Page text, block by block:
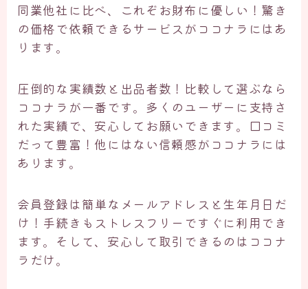
同業他社に比べ、これぞお財布に優しい！驚き
の価格で依頼できるサービスがココナラにはあ
ります。
圧倒的な実績数と出品者数！比較して選ぶなら
ココナラが一番です。多くのユーザーに支持さ
れた実績で、安心してお願いできます。口コミ
だって豊富！他にはない信頼感がココナラには
あります。
会員登録は簡単なメールアドレスと生年月日だ
け！手続きもストレスフリーですぐに利用でき
ます。そして、安心して取引できるのはココナ
ラだけ。